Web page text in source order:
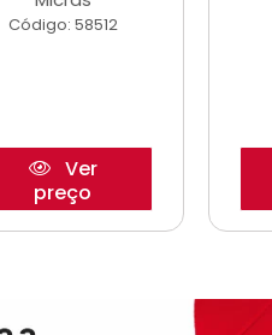
Código: 58512
Ver
preço